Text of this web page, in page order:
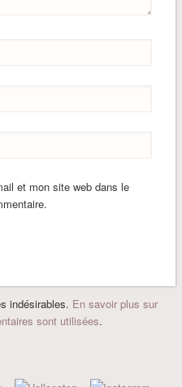
et mon site web dans le
indésirables. En savoir plus sur
sont utilisées.